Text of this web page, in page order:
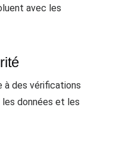
avec les
à des vérifications
données et les